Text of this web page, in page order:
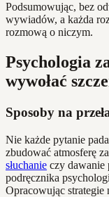
Podsumowując, bez
wywiadów, a każda
rozmową o niczym.
Psychologia
wywołać
Sposoby na
Nie każde pytanie
zbudować atmosferę
słuchanie czy dawanie
podręcznika
Opracowując strategie